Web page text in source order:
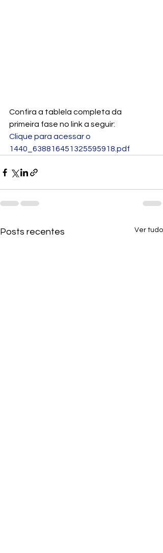
Confira a tablela completa da
primeira fase no link a seguir:
Clique para acessar o
1440_638816451325595918.pdf
Posts recentes Ver tudo